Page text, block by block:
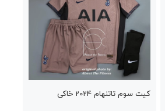
کیت سوم تاتنهام 2024 خاکی